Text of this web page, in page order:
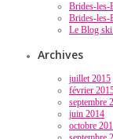
Brides-les-
Brides-les-
Le Blog
Archives
juillet 2015
février
septembre
juin 2014
octobre